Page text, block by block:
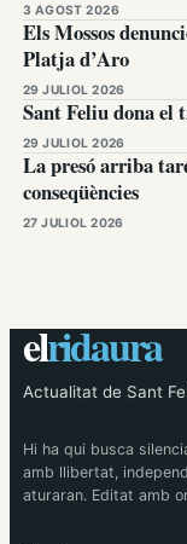
3 AGOST 2026
Els Mossos
Platja d’Aro
29 JULIOL 2026
Sant Feliu dona el
29 JULIOL 2026
La presó arriba
conseqüències
27 JULIOL 2026
elridaura
Actualitat de Sant
Hi ha qui busca
amb llibertat,
aturaran. Editat amb